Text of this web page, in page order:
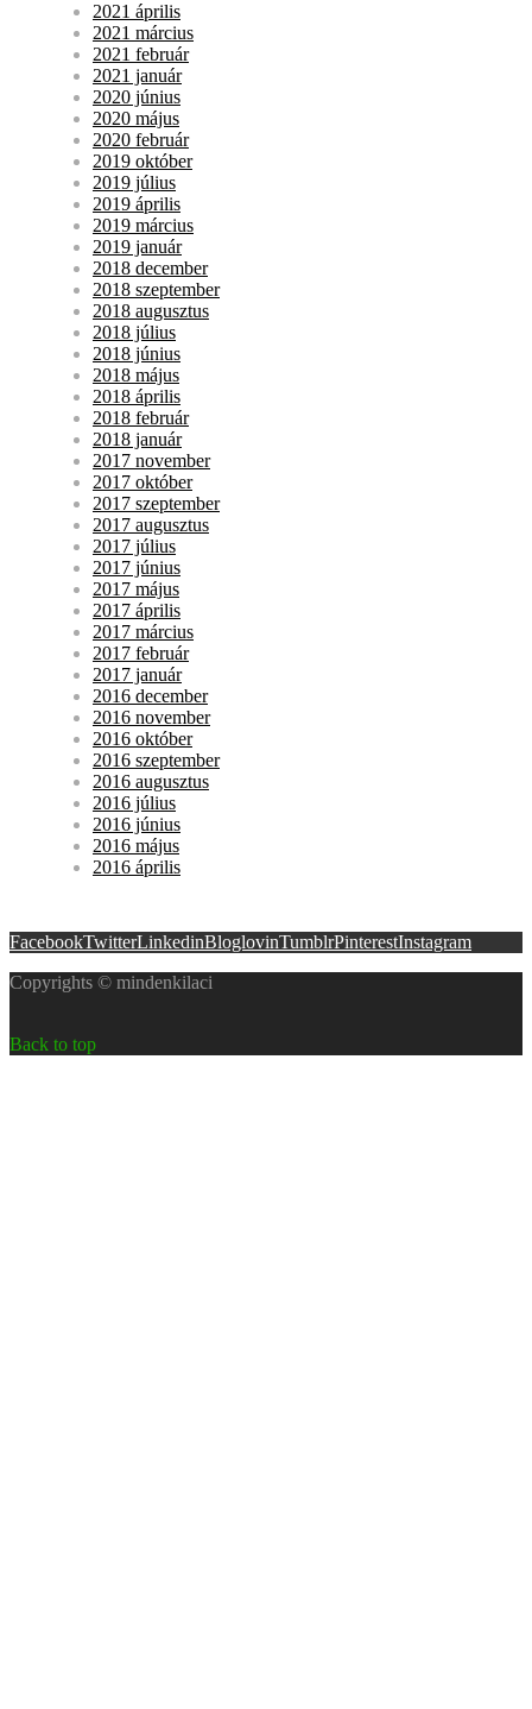
2021 április
2021 március
2021 február
2021 január
2020 június
2020 május
2020 február
2019 október
2019 július
2019 április
2019 március
2019 január
2018 december
2018 szeptember
2018 augusztus
2018 július
2018 június
2018 május
2018 április
2018 február
2018 január
2017 november
2017 október
2017 szeptember
2017 augusztus
2017 július
2017 június
2017 május
2017 április
2017 március
2017 február
2017 január
2016 december
2016 november
2016 október
2016 szeptember
2016 augusztus
2016 július
2016 június
2016 május
2016 április
FacebookTwitterLinkedinBloglovinTumblrPinterestInstagram
Copyrights © mindenkilaci
Back to top